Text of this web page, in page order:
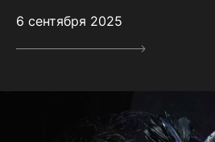
6 сентября 2025